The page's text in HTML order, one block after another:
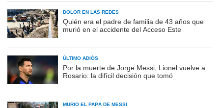
DOLOR EN LAS REDES
Quién era el padre de familia de 43 años que
murió en el accidente del Acceso Este
ÚLTIMO ADIÓS
Por la muerte de Jorge Messi, Lionel vuelve a
Rosario: la difícil decisión que tomó
MURIÓ EL PAPÁ DE MESSI